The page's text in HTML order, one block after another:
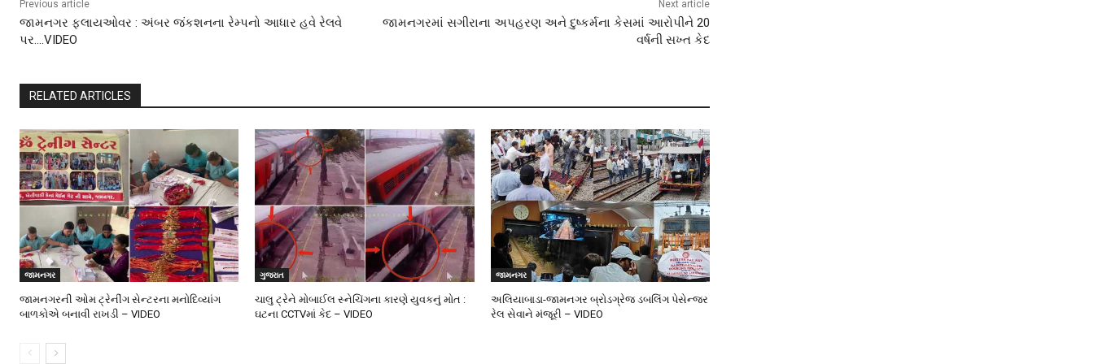
Previous article
જામનગર ફલાયઓવર : અંબર જંકશનના રેમ્પનો આધાર હવે રેલવે
પર….VIDEO
Next article
જામનગરમાં સગીરાના અપહરણ અને દુષ્કર્મના કેસમાં આરોપીને 20
વર્ષની સખ્ત કેદ
RELATED ARTICLES
જામનગર
જામનગરની ઓમ ટ્રેનીંગ સેન્ટરના મનોદિવ્યાંગ
બાળકોએ બનાવી રાખડી – VIDEO
ગુજરાત
ચાલુ ટ્રેને મોબાઈલ સ્નેચિંગના કારણે યુવકનું મોત :
ઘટના CCTVમાં કેદ – VIDEO
જામનગર
અલિયાબાડા-જામનગર બ્રોડગ્રેજ ડબલિંગ પેસેન્જર
રેલ સેવાને મંજૂરી – VIDEO